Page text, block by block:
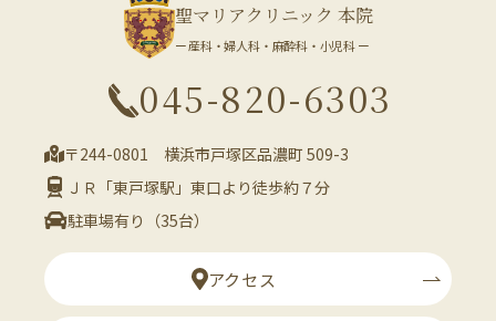
聖マリアクリニック 本院
ー 産科・婦人科・麻酔科・小児科 ー
045-820-6303
〒244-0801 横浜市戸塚区品濃町 509-3
ＪＲ「東戸塚駅」東口より徒歩約７分
駐車場有り（35台）
アクセス